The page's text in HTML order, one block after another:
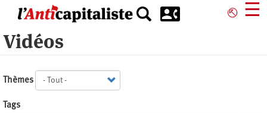
principal
⎋ ☰
Vidéos
Thèmes
Tags